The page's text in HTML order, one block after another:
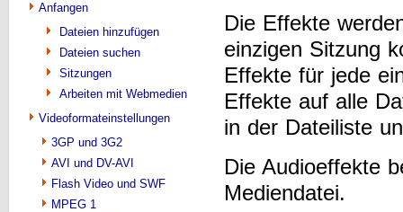
Anfangen
Dateien hinzufügen
Dateien suchen
Sitzungen
Arbeiten mit Webmedien
Videoformateinstellungen
3GP und 3G2
AVI und DV-AVI
Flash Video und SWF
MPEG 1
Die Effekte
einzigen Sitzung
Effekte für jede
Effekte auf alle
in der Dateiliste
Die Audioeffekte
Mediendatei.